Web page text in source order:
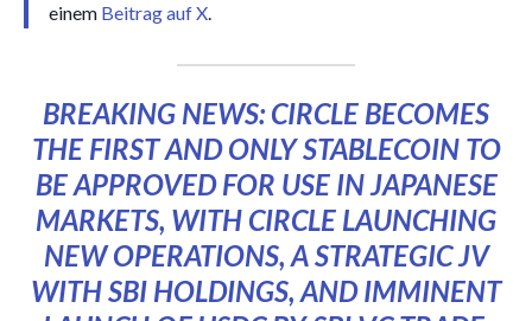
einem Beitrag auf X.
BREAKING NEWS: CIRCLE BECOMES
THE FIRST AND ONLY STABLECOIN TO
BE APPROVED FOR USE IN JAPANESE
MARKETS, WITH CIRCLE LAUNCHING
NEW OPERATIONS, A STRATEGIC JV
WITH SBI HOLDINGS, AND IMMINENT